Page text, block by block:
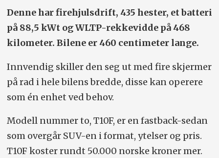
Denne har firehjulsdrift, 435 hester, et batteri
på 88,5 kWt og WLTP-rekkevidde på 468
kilometer. Bilene er 460 centimeter lange.
Innvendig skiller den seg ut med fire skjermer
på rad i hele bilens bredde, disse kan operere
som én enhet ved behov.
Modell nummer to, T10F, er en fastback-sedan
som overgår SUV-en i format, ytelser og pris.
T10F koster rundt 50.000 norske kroner mer.